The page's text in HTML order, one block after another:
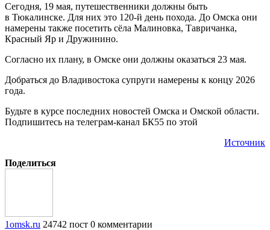
Сегодня, 19 мая, путешественники должны быть
в Тюкалинске. Для них это 120-й день похода. До Омска они
намерены также посетить сёла Малиновка, Тавричанка,
Красный Яр и Дружинино.
Согласно их плану, в Омске они должны оказаться 23 мая.
Добраться до Владивостока супруги намерены к концу 2026
года.
Будьте в курсе последних новостей Омска и Омской области.
Подпишитесь на телеграм-канал БК55 по этой
Источник
Поделиться
1omsk.ru 24742 пост 0 комментарии